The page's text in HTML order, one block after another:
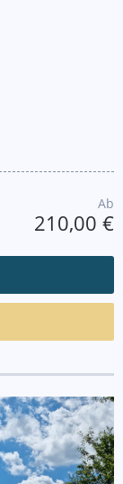
Ab
210,00 €